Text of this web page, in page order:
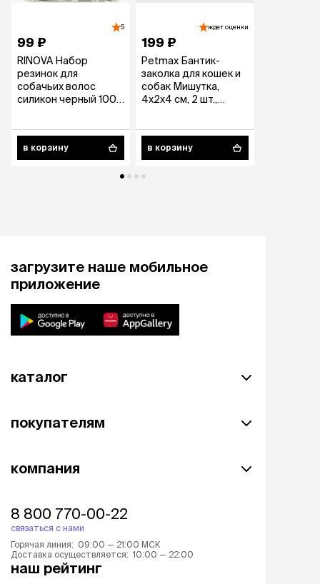
5
99 ₽
RINOVA Набор
резинок для
собачьих волос
силикон черный 100
в корзину
ждет оценки
199 ₽
Petmax Бантик-
заколка для кошек и
собак Мишутка,
4х2х4 см, 2 шт.,
в корзину
загрузите наше мобильное
приложение
каталог
покупателям
компания
8 800 770-00-22
связаться с нами
Горячая линия: 09:00 — 21:00 МСК
Доставка осуществляется: 10:00 — 22:00
наш рейтинг